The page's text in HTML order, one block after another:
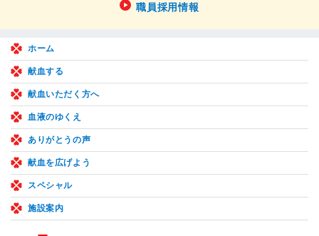
職員採用情報
ホーム
献血する
献血いただく方へ
血液のゆくえ
ありがとうの声
献血を広げよう
スペシャル
施設案内